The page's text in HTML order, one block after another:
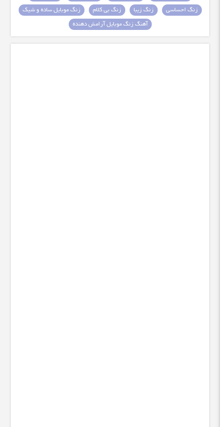
زنگ احساسی
زنگ زیبا زنگ بی کلام
زنگ موبایل ساده و شیک
آهنگ زنگ موبایل آرامش دهنده